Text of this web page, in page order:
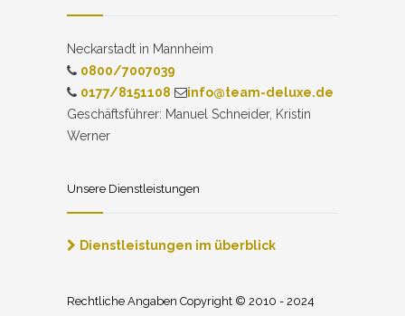
Neckarstadt in Mannheim
0800/7007039
0177/8151108
info@team-deluxe.de
Geschäftsführer: Manuel Schneider, Kristin
Werner
Unsere Dienstleistungen
Dienstleistungen im überblick
Rechtliche Angaben Copyright © 2010 - 2024